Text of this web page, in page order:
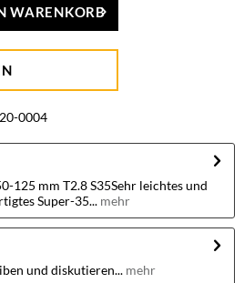
WARENKORB
0004
125 mm T2.8 S35Sehr leichtes und
Super-35... mehr
und diskutieren... mehr